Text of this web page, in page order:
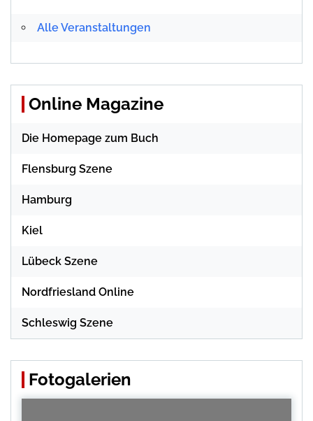
Alle Veranstaltungen
Online Magazine
Die Homepage zum Buch
Flensburg Szene
Hamburg
Kiel
Lübeck Szene
Nordfriesland Online
Schleswig Szene
Fotogalerien